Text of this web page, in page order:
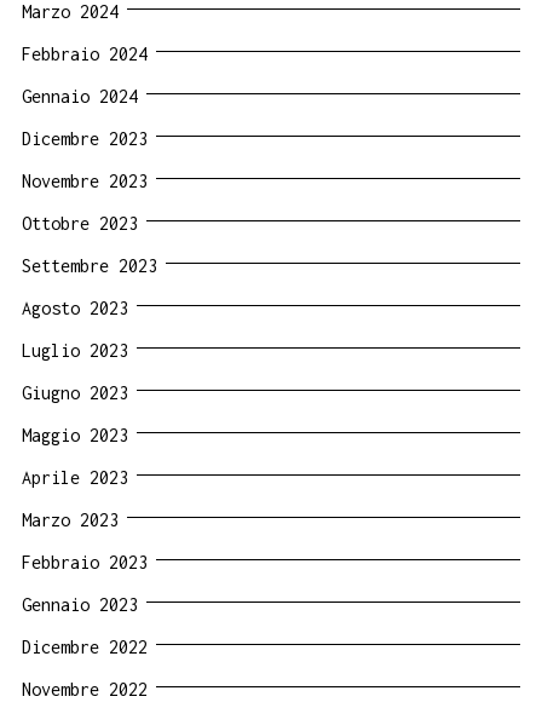
Marzo 2024
Febbraio 2024
Gennaio 2024
Dicembre 2023
Novembre 2023
Ottobre 2023
Settembre 2023
Agosto 2023
Luglio 2023
Giugno 2023
Maggio 2023
Aprile 2023
Marzo 2023
Febbraio 2023
Gennaio 2023
Dicembre 2022
Novembre 2022